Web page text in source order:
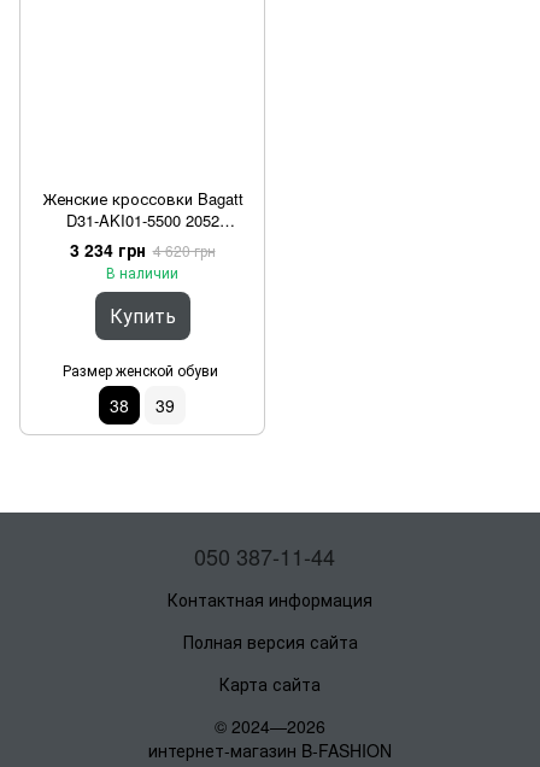
Женские кроссовки Bagatt
D31-AKI01-5500 2052
Бежевый 38
3 234 грн 4 620 грн
В наличии
Купить
Размер женской обуви
38 39
050 387-11-44
Контактная информация
Полная версия сайта
Карта сайта
© 2024—2026
интернет-магазин B-FASHION